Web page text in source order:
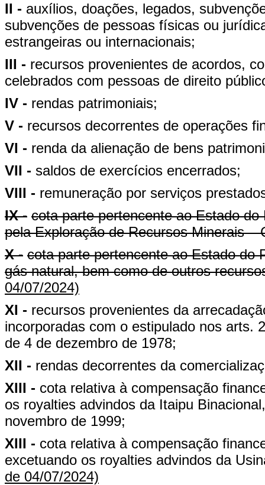
II - auxílios, doações, legados,
subvenções de pessoas físicas ou
estrangeiras ou internacionais;
III - recursos provenientes de acordos,
celebrados com pessoas de direito
IV - rendas patrimoniais;
V - recursos decorrentes de operações
VI - renda da alienação de bens
VII - saldos de exercícios encerrados;
VIII - remuneração por serviços
IX - cota parte pertencente ao Estado
pela Exploração de Recursos Minerais –
X - cota parte pertencente ao Estado do
gás natural, bem como de outros
04/07/2024)
XI - recursos provenientes da
incorporadas com o estipulado nos arts.
de 4 de dezembro de 1978;
XII - rendas decorrentes da
XIII - cota relativa à compensação
os royalties advindos da Itaipu
novembro de 1999;
XIII - cota relativa à compensação
excetuando os royalties advindos da
de 04/07/2024)